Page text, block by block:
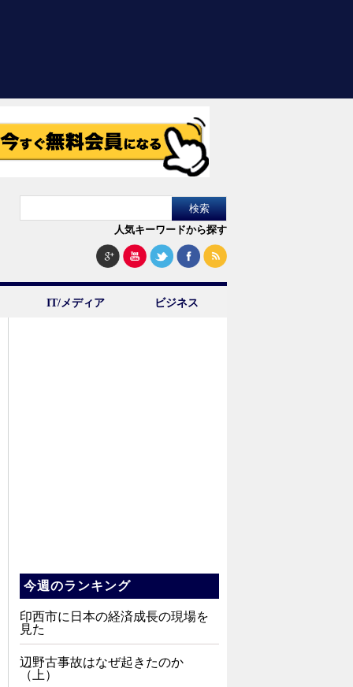
人気キーワードから探す
IT/メディア ビジネス
今週のランキング
印西市に日本の経済成長の現場を
見た
辺野古事故はなぜ起きたのか
（上）